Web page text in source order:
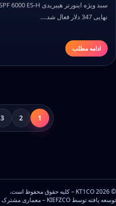
نهایی 347 دلار فعال شد.…
ادامه مطلب
صفحه‌بندی
نوشته‌ها
1
2
3
© 2026 KT1CO – کلیه حقوق محفوظ است.
توسعه یافته توسط KIEFZCO – معماری مشترک K-Account / K-Identity / K-AI